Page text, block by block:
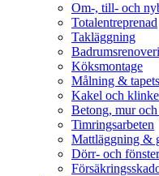
Om-, till- och
Totalentreprenad
Takläggning
Köksmontage
Målning &
Kakel och
Betong, mur
Timringsarbeten
Mattläggning &
Dörr- och